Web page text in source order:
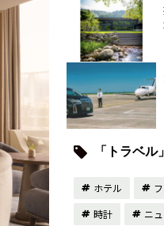
「トラベル
ホテル
時計
ニ